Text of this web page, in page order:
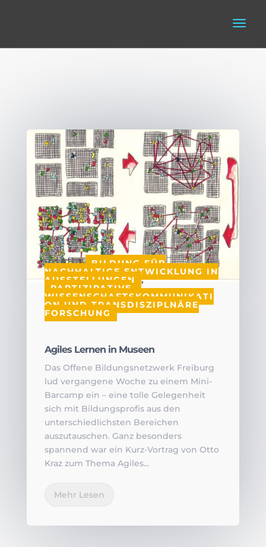
VON|| BILDUNG FÜR
NACHHALTIGE ENTWICKLUNG IN
AUSSTELLUNGEN ,
PARTIZIPATIVE
WISSENSCHAFTSKOMMUNIKATI
ON UND TRANSDISZIPLNÄRE
FORSCHUNG
Agiles Lernen in Museen
Das Offene Bildungsnetzwerk Freiburg
lud vergangene Woche zu einem Mini-
Barcamp ein – eine tolle Gelegenheit
sich mit Bildungsprofis aus den
unterschiedlichsten Bereichen
auszutauschen. Ganz besonders
spannend war ein Kurz-Vortrag von Otto
Kraz zum Thema Agiles...
Mehr Lesen